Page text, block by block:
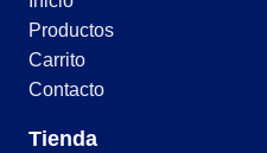
Productos
Carrito
Contacto
Tienda